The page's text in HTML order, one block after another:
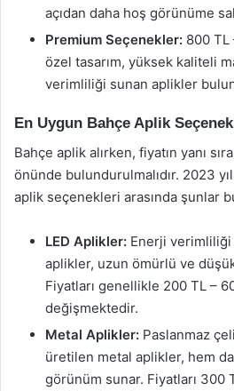
açıdan daha hoş görünüme
Premium Seçenekler: 800 TL
özel tasarım, yüksek kaliteli
verimliliği sunan aplikler
En Uygun Bahçe Aplik
Bahçe aplik alırken, fiyatın yanı
önünde bulundurulmalıdır. 2023
aplik seçenekleri arasında şunlar
LED Aplikler: Enerji verimliliği
aplikler, uzun ömürlü ve
Fiyatları genellikle 200 TL –
değişmektedir.
Metal Aplikler: Paslanmaz
üretilen metal aplikler, hem
görünüm sunar. Fiyatları 300